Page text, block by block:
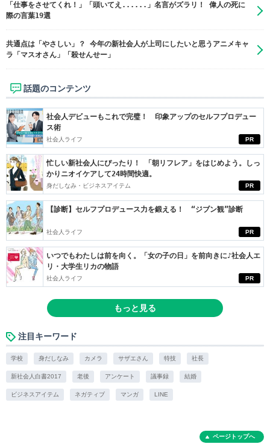
「仕事をさせてくれ！」「頭いてえ......」名言がズラリ！ 偉人の死に
際の言葉19選
共通点は「やさしい」？ 今年の新社会人が上司にしたいと思うアニメキャ
ラ「マスオさん」「殺せんせー」
話題のコンテンツ
PR
社会人デビューもこれで完璧！ 印象アップのセルフプロデュー
ス術
社会人ライフ
PR
忙しい新社会人にぴったり！ 「朝リフレア」をはじめよう。しっ
かりニオイケアして24時間快適。
身だしなみ・ビジネスアイテム
PR
【診断】セルフプロデュース力を鍛える！ “ジブン観”診断
社会人ライフ
PR
いつでもわたしは前を向く。「女の子の日」を前向きに♪社会人エ
リ・大学生リカの物語
社会人ライフ
もっと見る
注目キーワード
学校 身だしなみ カメラ サザエさん 特技 社長
新社会人白書2017 老後 アンケート 議事録 結婚
ビジネスアイテム ネガティブ マンガ LINE
ページトップへ